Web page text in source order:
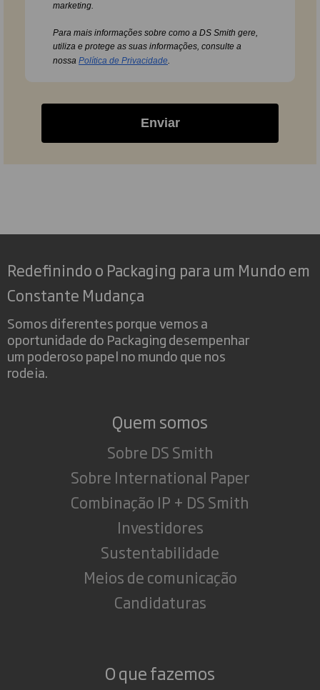
marketing.
Para mais informações sobre como a DS Smith gere,
utiliza e protege as suas informações, consulte a
nossa Política de Privacidade.
Enviar
Redefinindo o Packaging para um Mundo em
Constante Mudança
Somos diferentes porque vemos a
oportunidade do Packaging desempenhar
um poderoso papel no mundo que nos
rodeia.
Quem somos
Sobre DS Smith
Sobre International Paper
Combinação IP + DS Smith
Investidores
Sustentabilidade
Meios de comunicação
Candidaturas
O que fazemos